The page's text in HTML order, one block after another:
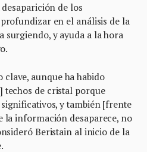
desaparición de los
en el análisis de la
y ayuda a la hora
clave, aunque ha habido
techos de cristal porque
y también [frente
la información desaparece, no
Beristain al inicio de la